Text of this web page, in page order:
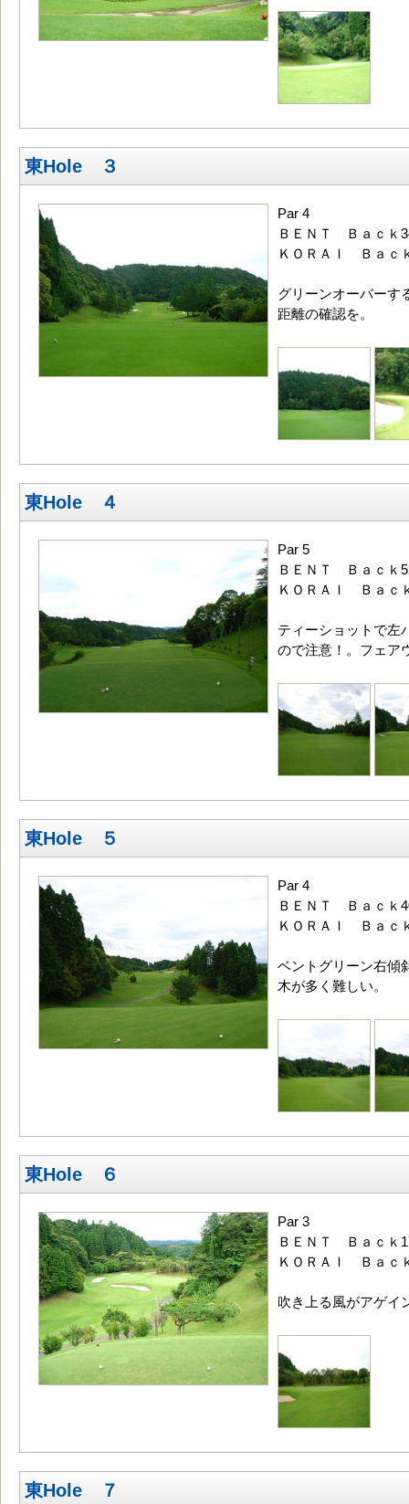
東Hole ３
Par 4
ＢＥＮＴ Ｂａｃｋ
ＫＯＲＡＩ Ｂａｃ
グリーンオーバーす
距離の確認を。
東Hole ４
Par 5
ＢＥＮＴ Ｂａｃｋ
ＫＯＲＡＩ Ｂａｃ
ティーショットで左
ので注意！。フェア
東Hole ５
Par 4
ＢＥＮＴ Ｂａｃｋ
ＫＯＲＡＩ Ｂａｃ
ベントグリーン右傾
木が多く難しい。
東Hole ６
Par 3
ＢＥＮＴ Ｂａｃｋ
ＫＯＲＡＩ Ｂａｃ
吹き上る風がアゲイ
東Hole ７